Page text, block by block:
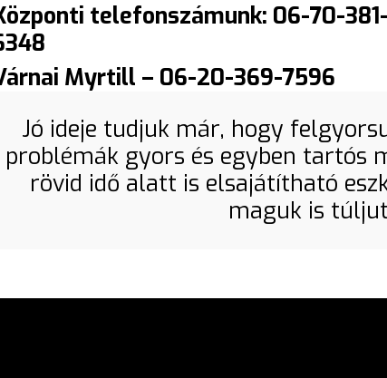
telefonszámunk: 06-70-381-
Myrtill – 06-20-369-7596
Jó ideje tudjuk már, hogy
problémák gyors és egyben tartós
rövid idő alatt is elsajátítható
maguk is